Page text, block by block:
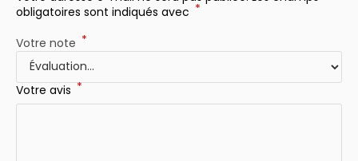
obligatoires sont indiqués avec *
Votre note *
Votre avis *